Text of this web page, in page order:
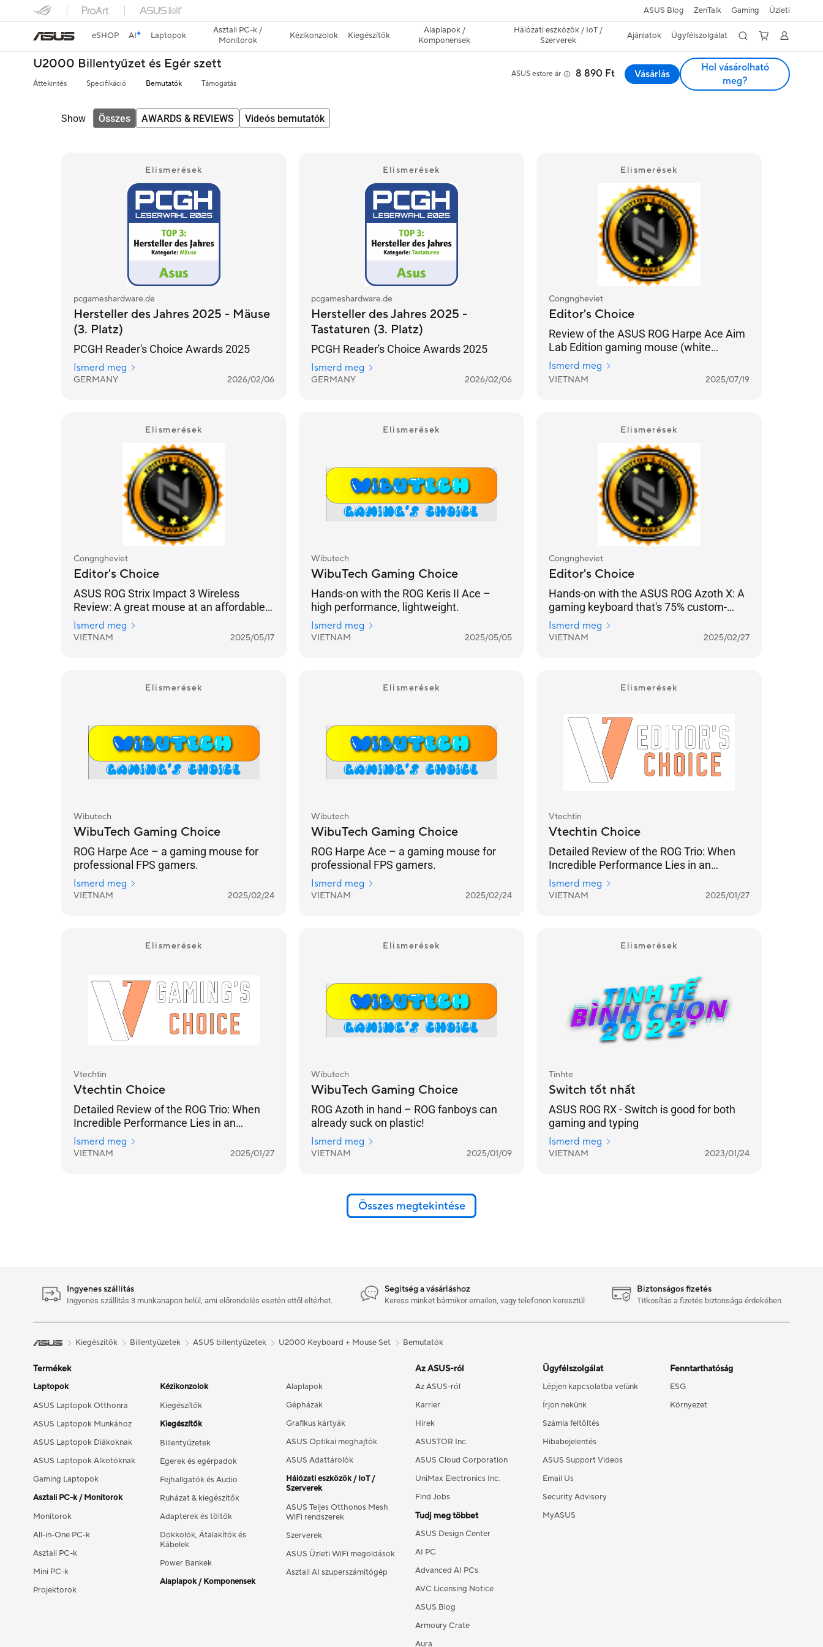
ASUS Blog ZenTalk Gaming Üzleti
eSHOP AI Laptopok
Asztali PC-k /
Monitorok
Kézikonzolok Kiegészítők
Alaplapok /
Komponensek
Hálózati eszközök / IoT /
Szerverek
Ajánlatok Ügyfélszolgálat
U2000 Billentyűzet és Egér szett
Áttekintés Specifikáció Bemutatók Támogatás
ASUS estore ár 8 890 Ft Vásárlás
Hol vásárolható
meg?
Show Összes AWARDS & REVIEWS Videós bemutatók
Elismerések
pcgameshardware.de
Hersteller des Jahres 2025 - Mäuse
(3. Platz)
PCGH Reader's Choice Awards 2025
Ismerd meg
GERMANY 2026/02/06
Elismerések
pcgameshardware.de
Hersteller des Jahres 2025 -
Tastaturen (3. Platz)
PCGH Reader's Choice Awards 2025
Ismerd meg
GERMANY 2026/02/06
Elismerések
Congngheviet
Editor's Choice
Review of the ASUS ROG Harpe Ace Aim
Lab Edition gaming mouse (white
version): Optimized for FPS gamers,
lightweight, and aesthetically pleasing
Ismerd meg
VIETNAM 2025/07/19
Elismerések
Congngheviet
Editor's Choice
ASUS ROG Strix Impact 3 Wireless
Review: A great mouse at an affordable
price, suitable for everyone.
Ismerd meg
VIETNAM 2025/05/17
Elismerések
Wibutech
WibuTech Gaming Choice
Hands-on with the ROG Keris II Ace –
high performance, lightweight.
Ismerd meg
VIETNAM 2025/05/05
Elismerések
Congngheviet
Editor's Choice
Hands-on with the ASUS ROG Azoth X: A
gaming keyboard that's 75% custom-
designed, with Speed ​​Tap for FPS
gamers.
Ismerd meg
VIETNAM 2025/02/27
Elismerések
Wibutech
WibuTech Gaming Choice
ROG Harpe Ace – a gaming mouse for
professional FPS gamers.
Ismerd meg
VIETNAM 2025/02/24
Elismerések
Wibutech
WibuTech Gaming Choice
ROG Harpe Ace – a gaming mouse for
professional FPS gamers.
Ismerd meg
VIETNAM 2025/02/24
Elismerések
Vtechtin
Vtechtin Choice
Detailed Review of the ROG Trio: When
Incredible Performance Lies in an
Ergonomic Design
Ismerd meg
VIETNAM 2025/01/27
Elismerések
Vtechtin
Vtechtin Choice
Detailed Review of the ROG Trio: When
Incredible Performance Lies in an
Ergonomic Design
Ismerd meg
VIETNAM 2025/01/27
Elismerések
Wibutech
WibuTech Gaming Choice
ROG Azoth in hand – ROG fanboys can
already suck on plastic!
Ismerd meg
VIETNAM 2025/01/09
Elismerések
Tinhte
Switch tốt nhất
ASUS ROG RX - Switch is good for both
gaming and typing
Ismerd meg
VIETNAM 2023/01/24
Összes megtekintése
Ingyenes szállítás
Ingyenes szállítás 3 munkanapon belül, ami előrendelés esetén ettől eltérhet.
Segítség a vásárláshoz
Keress minket bármikor emailen, vagy telefonon keresztül
Biztonságos fizetés
Titkosítás a fizetés biztonsága érdekében
Kiegészítők Billentyűzetek ASUS billentyűzetek U2000 Keyboard + Mouse Set Bemutatók
Termékek
Laptopok
ASUS Laptopok Otthonra
ASUS Laptopok Munkához
ASUS Laptopok Diákoknak
ASUS Laptopok Alkotóknak
Gaming Laptopok
Asztali PC-k / Monitorok
Monitorok
All-in-One PC-k
Asztali PC-k
Mini PC-k
Projektorok
Kézikonzolok
Kiegészítők
Kiegészítők
Billentyűzetek
Egerek és egérpadok
Fejhallgatók és Audio
Ruházat & kiegészítők
Adapterek és töltők
Dokkolók, Átalakítók és
Kábelek
Power Bankek
Alaplapok / Komponensek
Alaplapok
Gépházak
Grafikus kártyák
ASUS Optikai meghajtók
ASUS Adattárolók
Hálózati eszközök / IoT /
Szerverek
ASUS Teljes Otthonos Mesh
WiFi rendszerek
Szerverek
ASUS Üzleti WiFi megoldások
Asztali AI szuperszámítógép
Az ASUS-ról
Az ASUS-ról
Karrier
Hírek
ASUSTOR Inc.
ASUS Cloud Corporation
UniMax Electronics Inc.
Find Jobs
Tudj meg többet
ASUS Design Center
AI PC
Advanced AI PCs
AVC Licensing Notice
ASUS Blog
Armoury Crate
Aura
Ügyfélszolgálat
Lépjen kapcsolatba velünk
Írjon nekünk
Számla feltöltés
Hibabejelentés
ASUS Support Videos
Email Us
Security Advisory
MyASUS
Fenntarthatóság
ESG
Környezet